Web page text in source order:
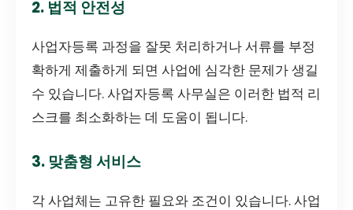
2. 법적 안전성
사업자등록 과정을 잘못 처리하거나 서류를 부정
확하게 제출하게 되면 사업에 심각한 문제가 생길
수 있습니다. 사업자등록 사무실은 이러한 법적 리
스크를 최소화하는 데 도움이 됩니다.
3. 맞춤형 서비스
각 사업체는 고유한 필요와 조건이 있습니다. 사업